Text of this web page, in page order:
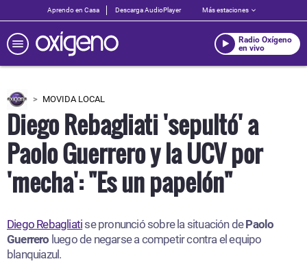
Aprendo en Casa Descarga AudioPlayer Más estaciones
Radio Oxígeno
en vivo
MOVIDA LOCAL
Diego Rebagliati 'sepultó' a
Paolo Guerrero y la UCV por
'mecha': "Es un papelón"
Diego Rebagliati se pronunció sobre la situación dePaolo
Guerrero luego de negarse a competir contra el equipo
blanquiazul.